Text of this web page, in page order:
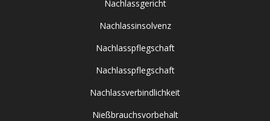
Nachlassgericht
Nachlassinsolvenz
Nachlasspflegschaft
Nachlasspflegschaft
Nachlassverbindlichkeit
Nießbrauchsvorbehalt